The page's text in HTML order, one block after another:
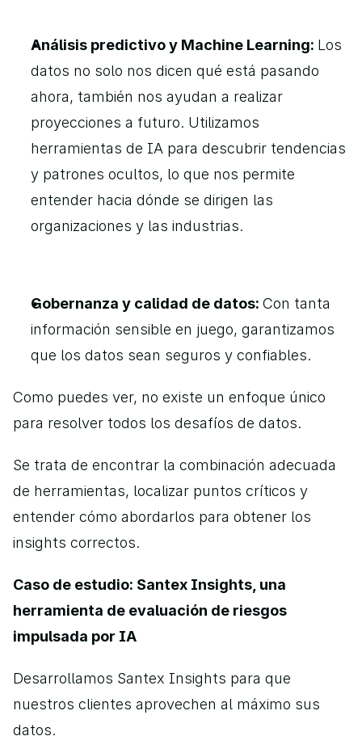
Análisis predictivo y Machine Learning: Los
datos no solo nos dicen qué está pasando
ahora, también nos ayudan a realizar
proyecciones a futuro. Utilizamos
herramientas de IA para descubrir tendencias
y patrones ocultos, lo que nos permite
entender hacia dónde se dirigen las
organizaciones y las industrias.
Gobernanza y calidad de datos: Con tanta
información sensible en juego, garantizamos
que los datos sean seguros y confiables.
Como puedes ver, no existe un enfoque único
para resolver todos los desafíos de datos.
Se trata de encontrar la combinación adecuada
de herramientas, localizar puntos críticos y
entender cómo abordarlos para obtener los
insights correctos.
Caso de estudio: Santex Insights, una
herramienta de evaluación de riesgos
impulsada por IA
Desarrollamos Santex Insights para que
nuestros clientes aprovechen al máximo sus
datos.